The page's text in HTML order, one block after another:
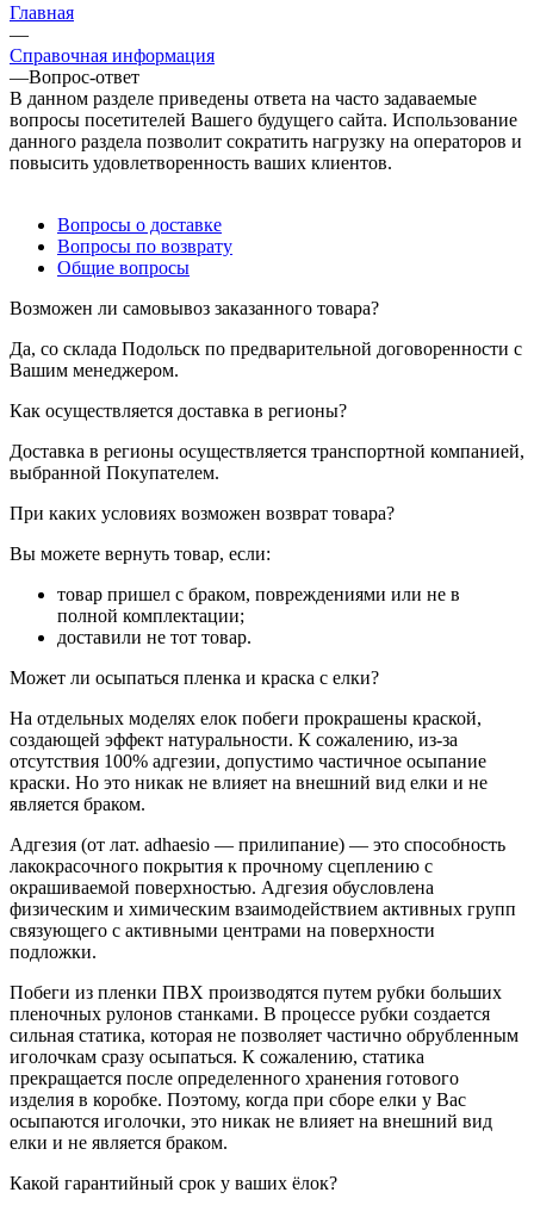
Главная
—
Справочная информация
—Вопрос-ответ
В данном разделе приведены ответа на часто задаваемые
вопросы посетителей Вашего будущего сайта. Использование
данного раздела позволит сократить нагрузку на операторов и
повысить удовлетворенность ваших клиентов.
Вопросы о доставке
Вопросы по возврату
Общие вопросы
Возможен ли самовывоз заказанного товара?
Да, со склада Подольск по предварительной договоренности с
Вашим менеджером.
Как осуществляется доставка в регионы?
Доставка в регионы осуществляется транспортной компанией,
выбранной Покупателем.
При каких условиях возможен возврат товара?
Вы можете вернуть товар, если:
товар пришел с браком, повреждениями или не в
полной комплектации;
доставили не тот товар.
Может ли осыпаться пленка и краска с елки?
На отдельных моделях елок побеги прокрашены краской,
создающей эффект натуральности. К сожалению, из-за
отсутствия 100% адгезии, допустимо частичное осыпание
краски. Но это никак не влияет на внешний вид елки и не
является браком.
Адгезия (от лат. adhaesio — прилипание) — это способность
лакокрасочного покрытия к прочному сцеплению с
окрашиваемой поверхностью. Адгезия обусловлена
физическим и химическим взаимодействием активных групп
связующего с активными центрами на поверхности
подложки.
Побеги из пленки ПВХ производятся путем рубки больших
пленочных рулонов станками. В процессе рубки создается
сильная статика, которая не позволяет частично обрубленным
иголочкам сразу осыпаться. К сожалению, статика
прекращается после определенного хранения готового
изделия в коробке. Поэтому, когда при сборе елки у Вас
осыпаются иголочки, это никак не влияет на внешний вид
елки и не является браком.
Какой гарантийный срок у ваших ёлок?